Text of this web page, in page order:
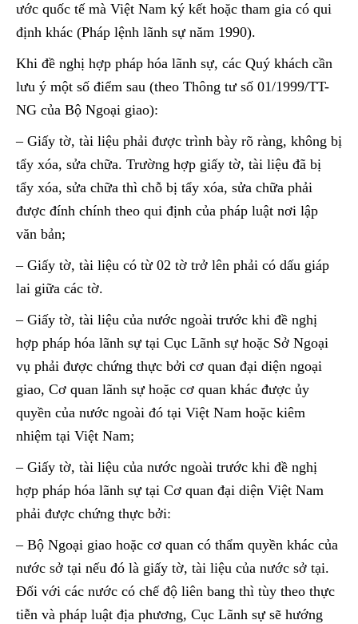
ước quốc tế mà Việt Nam ký kết hoặc tham gia có qui
định khác (Pháp lệnh lãnh sự năm 1990).
Khi đề nghị hợp pháp hóa lãnh sự, các Quý khách cần
lưu ý một số điểm sau (theo Thông tư số 01/1999/TT-
NG của Bộ Ngoại giao):
– Giấy tờ, tài liệu phải được trình bày rõ ràng, không bị
tẩy xóa, sửa chữa. Trường hợp giấy tờ, tài liệu đã bị
tẩy xóa, sửa chữa thì chỗ bị tẩy xóa, sửa chữa phải
được đính chính theo qui định của pháp luật nơi lập
văn bản;
– Giấy tờ, tài liệu có từ 02 tờ trở lên phải có dấu giáp
lai giữa các tờ.
– Giấy tờ, tài liệu của nước ngoài trước khi đề nghị
hợp pháp hóa lãnh sự tại Cục Lãnh sự hoặc Sở Ngoại
vụ phải được chứng thực bởi cơ quan đại diện ngoại
giao, Cơ quan lãnh sự hoặc cơ quan khác được ủy
quyền của nước ngoài đó tại Việt Nam hoặc kiêm
nhiệm tại Việt Nam;
– Giấy tờ, tài liệu của nước ngoài trước khi đề nghị
hợp pháp hóa lãnh sự tại Cơ quan đại diện Việt Nam
phải được chứng thực bởi:
– Bộ Ngoại giao hoặc cơ quan có thẩm quyền khác của
nước sở tại nếu đó là giấy tờ, tài liệu của nước sở tại.
Đối với các nước có chế độ liên bang thì tùy theo thực
tiễn và pháp luật địa phương, Cục Lãnh sự sẽ hướng